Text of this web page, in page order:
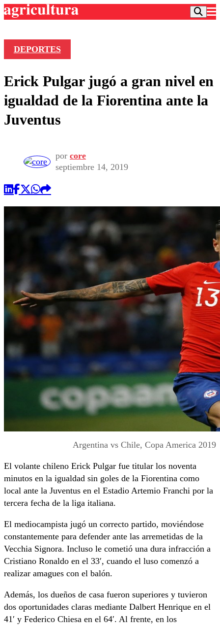
Frecuencias
Agricultura TV
Deportes
Colo Colo
Seleccion Chilena
Torneo Internacional
Universidad de Chile
Entretención
Economía
Internacional
Sustentabilidad
Publicaciones en medios
Opinión
DEPORTES
Erick Pulgar jugó a gran nivel en
igualdad de la Fiorentina ante la
Juventus
por core
septiembre 14, 2019
Argentina vs Chile, Copa America 2019
El volante chileno Erick Pulgar fue titular los noventa
minutos en la igualdad sin goles de la Fiorentina como
local ante la Juventus en el Estadio Artemio Franchi por la
tercera fecha de la liga italiana.
El mediocampista jugó un correcto partido, moviéndose
constantemente para defender ante las arremetidas de la
Vecchia Signora. Incluso le cometió una dura infracción a
Cristiano Ronaldo en el 33′, cuando el luso comenzó a
realizar amagues con el balón.
Además, los dueños de casa fueron superiores y tuvieron
dos oportunidades claras mediante Dalbert Henrique en el
41′ y Federico Chiesa en el 64′. Al frente, en los